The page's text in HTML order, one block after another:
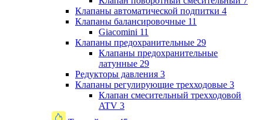
Клапаны автоматической подпитки 4
Клапаны балансировочные 11
Giacomini 11
Клапаны предохранительные 29
Клапаны предохранительные
латунные 29
Редукторы давления 3
Клапаны регулирующие трехходовые 3
Клапан смесительный трехходовой
ATV 3